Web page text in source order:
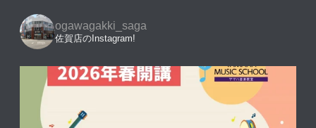
ogawagakki_saga
佐賀店のInstagram!